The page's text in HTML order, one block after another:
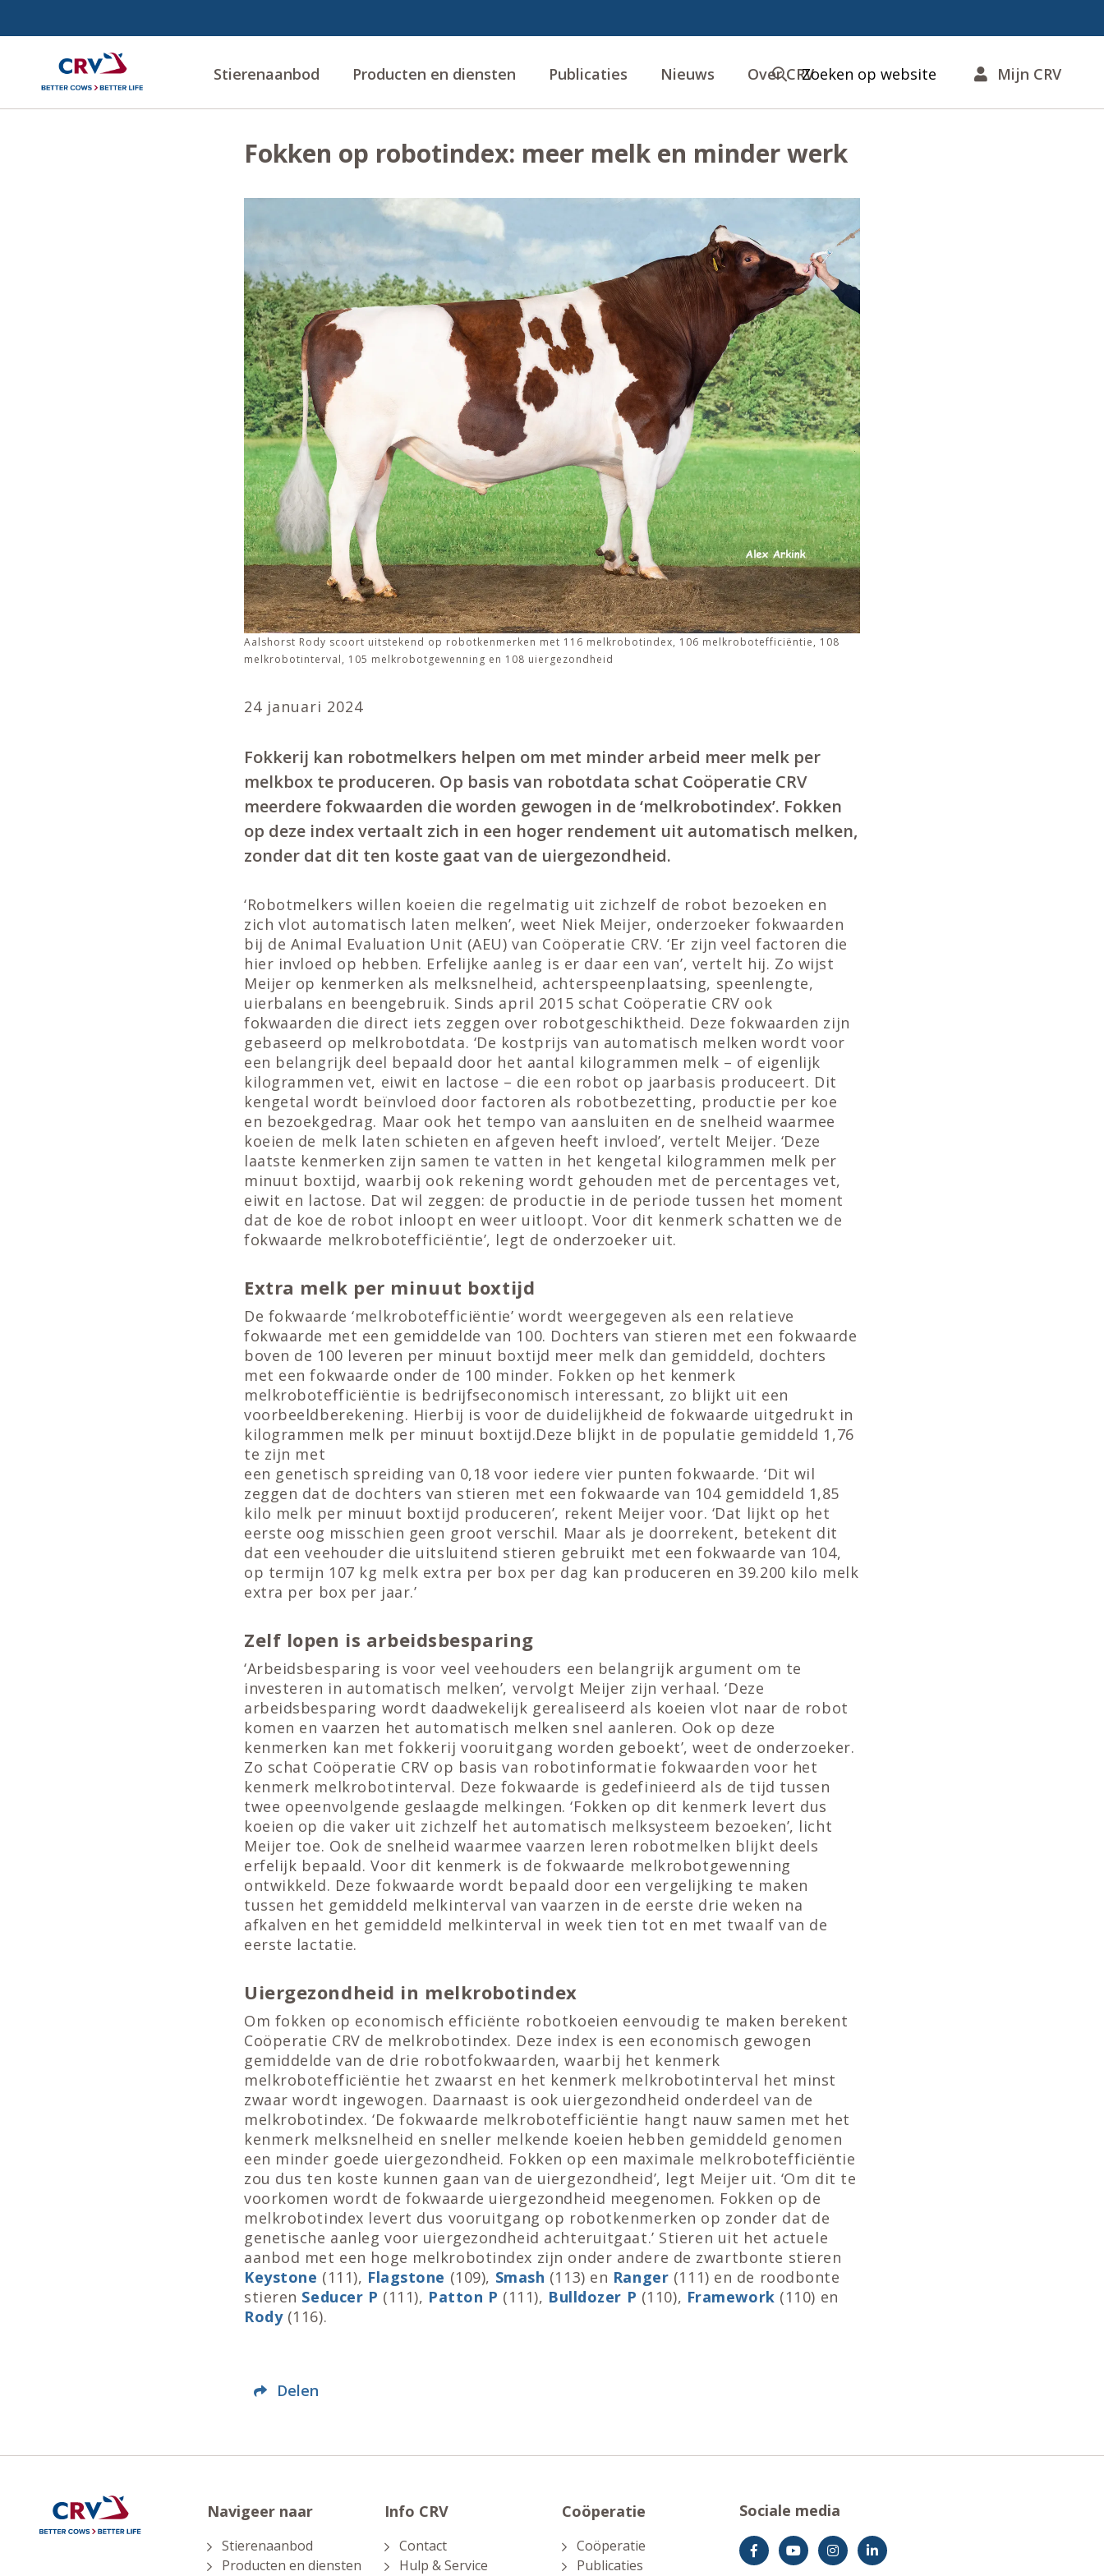
Stierenaanbod Producten en diensten Publicaties Nieuws Over CRVZoeken op website Mijn CRV
Fokken op robotindex: meer melk en minder werk
Aalshorst Rody scoort uitstekend op robotkenmerken met 116 melkrobotindex, 106 melkrobotefficiëntie, 108
melkrobotinterval, 105 melkrobotgewenning en 108 uiergezondheid
24 januari 2024
Fokkerij kan robotmelkers helpen om met minder arbeid meer melk per
melkbox te produceren. Op basis van robotdata schat Coöperatie CRV
meerdere fokwaarden die worden gewogen in de ‘melkrobotindex’. Fokken
op deze index vertaalt zich in een hoger rendement uit automatisch melken,
zonder dat dit ten koste gaat van de uiergezondheid.
‘Robotmelkers willen koeien die regelmatig uit zichzelf de robot bezoeken en
zich vlot automatisch laten melken’, weet Niek Meijer, onderzoeker fokwaarden
bij de Animal Evaluation Unit (AEU) van Coöperatie CRV. ‘Er zijn veel factoren die
hier invloed op hebben. Erfelijke aanleg is er daar een van’, vertelt hij. Zo wijst
Meijer op kenmerken als melksnelheid, achterspeenplaatsing, speenlengte,
uierbalans en beengebruik. Sinds april 2015 schat Coöperatie CRV ook
fokwaarden die direct iets zeggen over robotgeschiktheid. Deze fokwaarden zijn
gebaseerd op melkrobotdata. ‘De kostprijs van automatisch melken wordt voor
een belangrijk deel bepaald door het aantal kilogrammen melk – of eigenlijk
kilogrammen vet, eiwit en lactose – die een robot op jaarbasis produceert. Dit
kengetal wordt beïnvloed door factoren als robotbezetting, productie per koe
en bezoekgedrag. Maar ook het tempo van aansluiten en de snelheid waarmee
koeien de melk laten schieten en afgeven heeft invloed’, vertelt Meijer. ‘Deze
laatste kenmerken zijn samen te vatten in het kengetal kilogrammen melk per
minuut boxtijd, waarbij ook rekening wordt gehouden met de percentages vet,
eiwit en lactose. Dat wil zeggen: de productie in de periode tussen het moment
dat de koe de robot inloopt en weer uitloopt. Voor dit kenmerk schatten we de
fokwaarde melkrobotefficiëntie’, legt de onderzoeker uit.
Extra melk per minuut boxtijd
De fokwaarde ‘melkrobotefficiëntie’ wordt weergegeven als een relatieve
fokwaarde met een gemiddelde van 100. Dochters van stieren met een fokwaarde
boven de 100 leveren per minuut boxtijd meer melk dan gemiddeld, dochters
met een fokwaarde onder de 100 minder. Fokken op het kenmerk
melkrobotefficiëntie is bedrijfseconomisch interessant, zo blijkt uit een
voorbeeldberekening. Hierbij is voor de duidelijkheid de fokwaarde uitgedrukt in
kilogrammen melk per minuut boxtijd.Deze blijkt in de populatie gemiddeld 1,76
te zijn met
een genetisch spreiding van 0,18 voor iedere vier punten fokwaarde. ‘Dit wil
zeggen dat de dochters van stieren met een fokwaarde van 104 gemiddeld 1,85
kilo melk per minuut boxtijd produceren’, rekent Meijer voor. ‘Dat lijkt op het
eerste oog misschien geen groot verschil. Maar als je doorrekent, betekent dit
dat een veehouder die uitsluitend stieren gebruikt met een fokwaarde van 104,
op termijn 107 kg melk extra per box per dag kan produceren en 39.200 kilo melk
extra per box per jaar.’
Zelf lopen is arbeidsbesparing
‘Arbeidsbesparing is voor veel veehouders een belangrijk argument om te
investeren in automatisch melken’, vervolgt Meijer zijn verhaal. ‘Deze
arbeidsbesparing wordt daadwekelijk gerealiseerd als koeien vlot naar de robot
komen en vaarzen het automatisch melken snel aanleren. Ook op deze
kenmerken kan met fokkerij vooruitgang worden geboekt’, weet de onderzoeker.
Zo schat Coöperatie CRV op basis van robotinformatie fokwaarden voor het
kenmerk melkrobotinterval. Deze fokwaarde is gedefinieerd als de tijd tussen
twee opeenvolgende geslaagde melkingen. ‘Fokken op dit kenmerk levert dus
koeien op die vaker uit zichzelf het automatisch melksysteem bezoeken’, licht
Meijer toe. Ook de snelheid waarmee vaarzen leren robotmelken blijkt deels
erfelijk bepaald. Voor dit kenmerk is de fokwaarde melkrobotgewenning
ontwikkeld. Deze fokwaarde wordt bepaald door een vergelijking te maken
tussen het gemiddeld melkinterval van vaarzen in de eerste drie weken na
afkalven en het gemiddeld melkinterval in week tien tot en met twaalf van de
eerste lactatie.
Uiergezondheid in melkrobotindex
Om fokken op economisch efficiënte robotkoeien eenvoudig te maken berekent
Coöperatie CRV de melkrobotindex. Deze index is een economisch gewogen
gemiddelde van de drie robotfokwaarden, waarbij het kenmerk
melkrobotefficiëntie het zwaarst en het kenmerk melkrobotinterval het minst
zwaar wordt ingewogen. Daarnaast is ook uiergezondheid onderdeel van de
melkrobotindex. ‘De fokwaarde melkrobotefficiëntie hangt nauw samen met het
kenmerk melksnelheid en sneller melkende koeien hebben gemiddeld genomen
een minder goede uiergezondheid. Fokken op een maximale melkrobotefficiëntie
zou dus ten koste kunnen gaan van de uiergezondheid’, legt Meijer uit. ‘Om dit te
voorkomen wordt de fokwaarde uiergezondheid meegenomen. Fokken op de
melkrobotindex levert dus vooruitgang op robotkenmerken op zonder dat de
genetische aanleg voor uiergezondheid achteruitgaat.’ Stieren uit het actuele
aanbod met een hoge melkrobotindex zijn onder andere de zwartbonte stieren
Keystone (111), Flagstone (109), Smash (113) en Ranger (111) en de roodbonte
stieren Seducer P (111), Patton P (111), Bulldozer P (110), Framework (110) en
Rody(116).
Delen
Navigeer naar
Stierenaanbod
Producten en diensten
Info CRV
Contact
Hulp & Service
Coöperatie
Coöperatie
Publicaties
Sociale media